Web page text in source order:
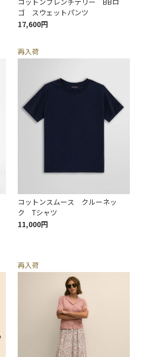
ゴ スウェットパンツ
17,600円
再入荷
コットンスムース クルーネッ
ク Tシャツ
11,000円
再入荷